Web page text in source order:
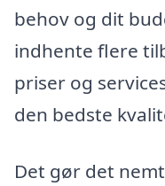
behov og dit
indhente flere
priser og
den bedste
Det gør det